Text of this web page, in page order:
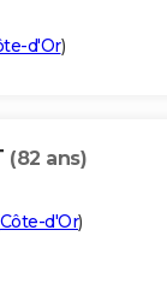
d'Or)
(82 ans)
Côte-d'Or)